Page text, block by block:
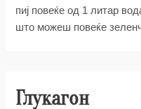
пиј повеќе од 1 литар
што можеш повеќе
Глукагон